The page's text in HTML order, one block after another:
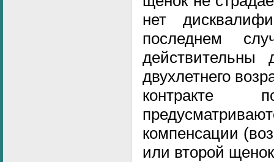
нет
последнем
действительны
двухлетнего
контракте
компенсации
или второй